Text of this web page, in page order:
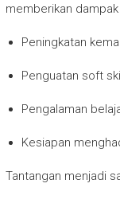
memberikan
Peningkatan
Penguatan soft
Pengalaman
Kesiapan
Tantangan menjadi